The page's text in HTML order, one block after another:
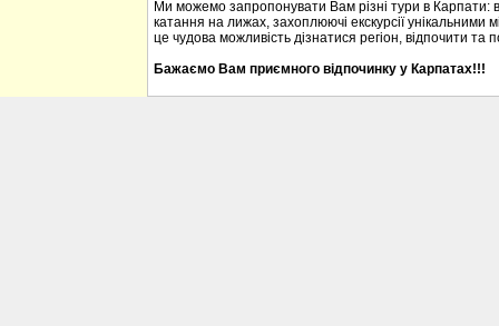
Ми можемо запропонувати Вам різні тури в Карпати:
катання на лижах, захоплюючі екскурсії
це чудова можливість дізнатися регіон, відпочити та
Бажаємо Вам приємного відпочинку у Карпатах!!!